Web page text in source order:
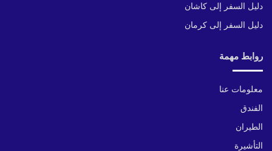
دليل السفر إلى كاشان
دليل السفر إلى كرمان
روابط مهمة
معلومات عنا
الفندق
الطيران
التأشيرة